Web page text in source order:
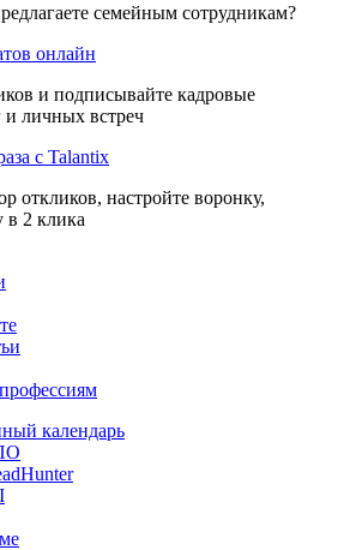
семейным сотрудникам?
онлайн
и подписывайте кадровые
и личных встреч
с Talantix
откликов, настройте воронку,
в 2 клика
календарь